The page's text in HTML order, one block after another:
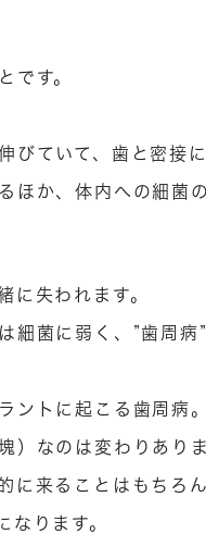
です。
びていて、歯と密接
ほか、体内への細菌
に失われます。
細菌に弱く、”歯周病
ントに起こる歯周病。
）なのは変わりあり
に来ることはもちろん
なります。